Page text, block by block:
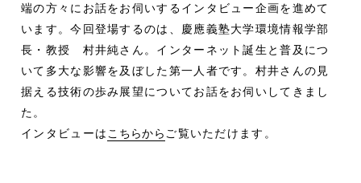
端の方々にお話をお伺いするインタビュー企画を進めて
います。今回登場するのは、慶應義塾大学環境情報学部
長・教授 村井純さん。インターネット誕生と普及につ
いて多大な影響を及ぼした第一人者です。村井さんの見
据える技術の歩み展望についてお話をお伺いしてきまし
た。
インタビューは こちらから ご覧いただけます。